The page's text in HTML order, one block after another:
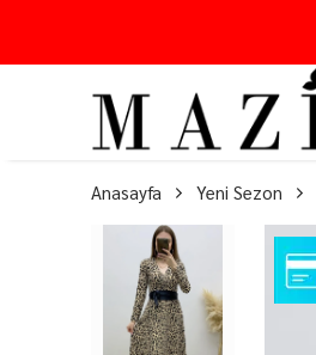
Anasayfa Yeni Sezon